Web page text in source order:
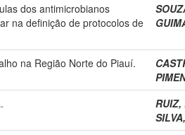
dos antimicrobianos
na definição de protocolos de
na Região Norte do Piauí.
RUIZ,